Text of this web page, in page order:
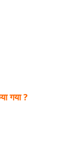
गया ?